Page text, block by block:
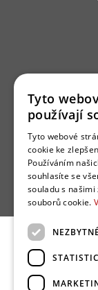
Tyto
používají
Tyto webové
cookie ke
Používáním
souhlasíte se
souladu s
souborů cookie.
NEZBYTNÉ